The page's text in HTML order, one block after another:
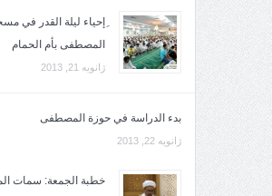
ِإحياء ليلة القدر في
المصطفى بأم الحمام
ژانویه 21, 2013
بدء الدراسة في حوزة المصطفى
ژانویه 22, 2013